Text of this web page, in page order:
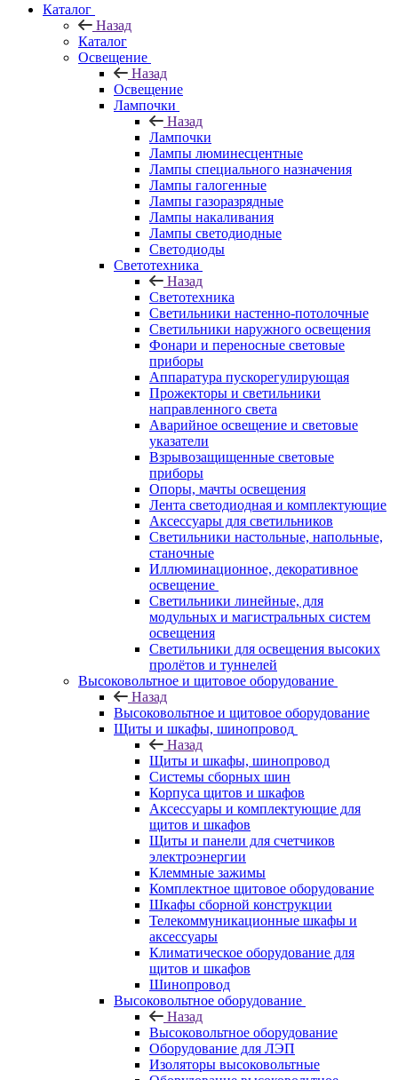
Каталог
Назад
Каталог
Освещение
Назад
Освещение
Лампочки
Назад
Лампочки
Лампы люминесцентные
Лампы специального назначения
Лампы галогенные
Лампы газоразрядные
Лампы накаливания
Лампы светодиодные
Светодиоды
Светотехника
Назад
Светотехника
Светильники настенно-потолочные
Светильники наружного освещения
Фонари и переносные световые
приборы
Аппаратура пускорегулирующая
Прожекторы и светильники
направленного света
Аварийное освещение и световые
указатели
Взрывозащищенные световые
приборы
Опоры, мачты освещения
Лента светодиодная и комплектующие
Аксессуары для светильников
Светильники настольные, напольные,
станочные
Иллюминационное, декоративное
освещение
Светильники линейные, для
модульных и магистральных систем
освещения
Светильники для освещения высоких
пролётов и туннелей
Высоковольтное и щитовое оборудование
Назад
Высоковольтное и щитовое оборудование
Щиты и шкафы, шинопровод
Назад
Щиты и шкафы, шинопровод
Системы сборных шин
Корпуса щитов и шкафов
Аксессуары и комплектующие для
щитов и шкафов
Щиты и панели для счетчиков
электроэнергии
Клеммные зажимы
Комплектное щитовое оборудование
Шкафы сборной конструкции
Телекоммуникационные шкафы и
аксессуары
Климатическое оборудование для
щитов и шкафов
Шинопровод
Высоковольтное оборудование
Назад
Высоковольтное оборудование
Оборудование для ЛЭП
Изоляторы высоковольтные